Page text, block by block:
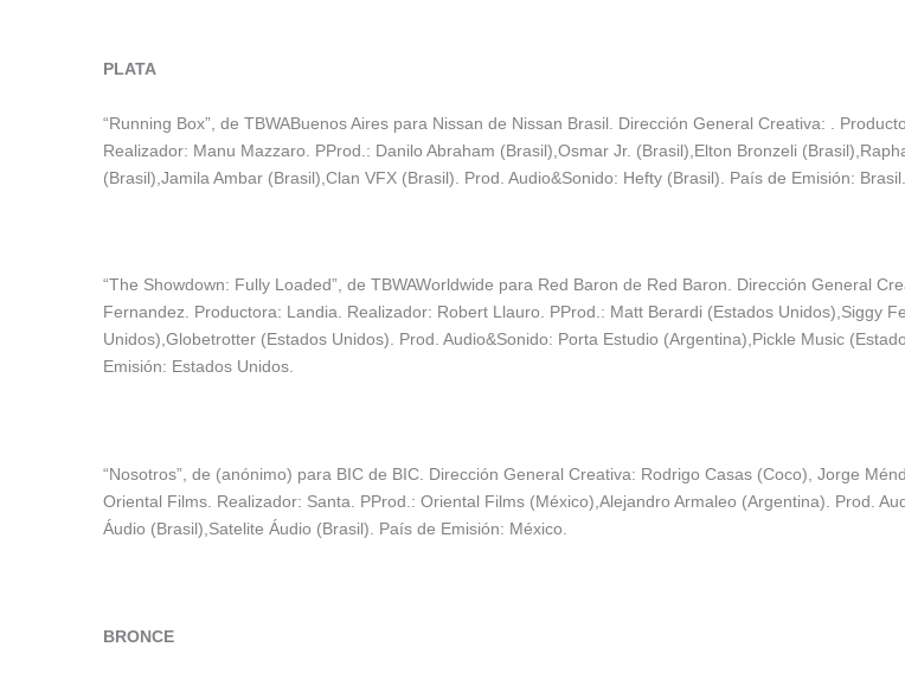
PLATA
“Running Box”, de TBWABuenos Aires para Nissan de Nissan Brasil. Dirección General Creativa: .
Realizador: Manu Mazzaro. PProd.: Danilo Abraham (Brasil),Osmar Jr. (Brasil),Elton Bronzeli
(Brasil),Jamila Ambar (Brasil),Clan VFX (Brasil). Prod. Audio&Sonido: Hefty (Brasil). País de Emisión: Brasil.
“The Showdown: Fully Loaded”, de TBWAWorldwide para Red Baron de Red Baron. Dirección General
Fernandez. Productora: Landia. Realizador: Robert Llauro. PProd.: Matt Berardi (Estados Unidos),Siggy
Unidos),Globetrotter (Estados Unidos). Prod. Audio&Sonido: Porta Estudio (Argentina),Pickle Music
Emisión: Estados Unidos.
“Nosotros”, de (anónimo) para BIC de BIC. Dirección General Creativa: Rodrigo Casas (Coco), Jorge
Oriental Films. Realizador: Santa. PProd.: Oriental Films (México),Alejandro Armaleo (Argentina). Prod.
Áudio (Brasil),Satelite Áudio (Brasil). País de Emisión: México.
BRONCE